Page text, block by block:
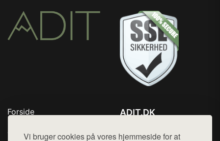
Vi bruger cookies på vores hjemmeside for at
Forside
Top Rabatter
ADIT.DK